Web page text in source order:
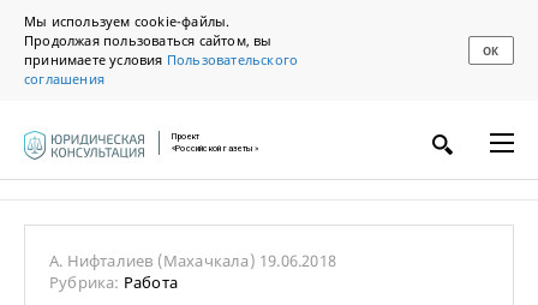
Мы используем cookie-файлы.
Продолжая пользоваться сайтом, вы
принимаете условия Пользовательского
соглашения
ОК
Проект
«Российской газеты»
А. Нифталиев (Махачкала) 19.06.2018
Рубрика: Работа